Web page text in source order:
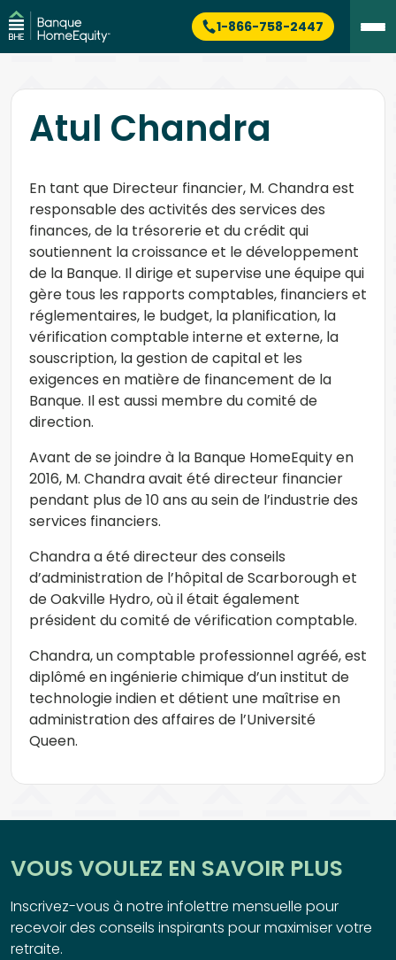
1-866-758-2447
Atul Chandra
En tant que Directeur financier, M. Chandra est
responsable des activités des services des
finances, de la trésorerie et du crédit qui
soutiennent la croissance et le développement
de la Banque. Il dirige et supervise une équipe qui
gère tous les rapports comptables, financiers et
réglementaires, le budget, la planification, la
vérification comptable interne et externe, la
souscription, la gestion de capital et les
exigences en matière de financement de la
Banque. Il est aussi membre du comité de
direction.
Avant de se joindre à la Banque HomeEquity en
2016, M. Chandra avait été directeur financier
pendant plus de 10 ans au sein de l’industrie des
services financiers.
Chandra a été directeur des conseils
d’administration de l’hôpital de Scarborough et
de Oakville Hydro, où il était également
président du comité de vérification comptable.
Chandra, un comptable professionnel agréé, est
diplômé en ingénierie chimique d’un institut de
technologie indien et détient une maîtrise en
administration des affaires de l’Université
Queen.
VOUS VOULEZ EN SAVOIR PLUS
Inscrivez-vous à notre infolettre mensuelle pour
recevoir des conseils inspirants pour maximiser votre
retraite.